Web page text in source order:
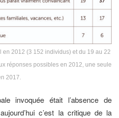
2012 (3 152 individus) et du 19 au 22
réponses possibles en 2012, une seule
2017.
invoquée était l’absence de
c’est la critique de la